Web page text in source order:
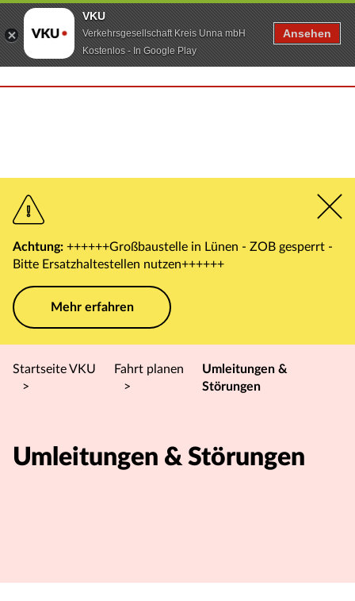
Achtung: ++++++Großbaustelle in Lünen - ZOB gesperrt -
Bitte Ersatzhaltestellen nutzen++++++
Mehr erfahren
Startseite VKU
>
Fahrt planen
>
Umleitungen &
Störungen
Umleitungen & Störungen
VKU
Verkehrsgesellschaft Kreis Unna mbH
Kostenlos - In Google Play
Ansehen